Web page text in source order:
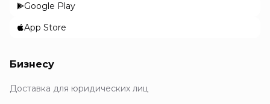
Google Play
App Store
Бизнесу
Доставка для юридических лиц